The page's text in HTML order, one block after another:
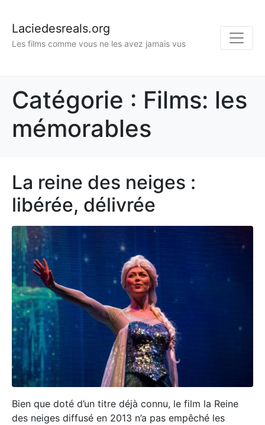
Laciedesreals.org
Les films comme vous ne les avez jamais vus
Catégorie : Films: les
mémorables
La reine des neiges :
libérée, délivrée
Bien que doté d’un titre déjà connu, le film la Reine
des neiges diffusé en 2013 n’a pas empêché les